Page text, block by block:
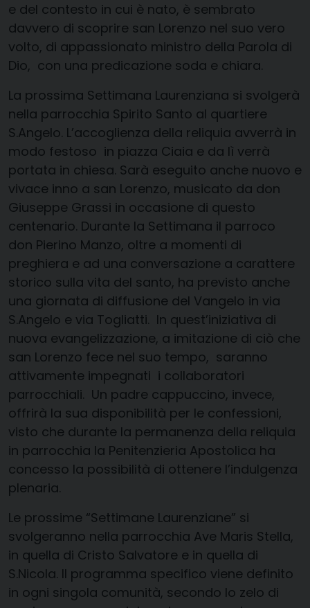
e del contesto in cui è nato, è sembrato
davvero di scoprire san Lorenzo nel suo vero
volto, di appassionato ministro della Parola di
Dio, con una predicazione soda e chiara.
La prossima Settimana Laurenziana si svolgerà
nella parrocchia Spirito Santo al quartiere
S.Angelo. L’accoglienza della reliquia avverrà in
modo festoso in piazza Ciaia e da lì verrà
portata in chiesa. Sarà eseguito anche nuovo e
vivace inno a san Lorenzo, musicato da don
Giuseppe Grassi in occasione di questo
centenario. Durante la Settimana il parroco
don Pierino Manzo, oltre a momenti di
preghiera e ad una conversazione a carattere
storico sulla vita del santo, ha previsto anche
una giornata di diffusione del Vangelo in via
S.Angelo e via Togliatti. In quest’iniziativa di
nuova evangelizzazione, a imitazione di ciò che
san Lorenzo fece nel suo tempo, saranno
attivamente impegnati i collaboratori
parrocchiali. Un padre cappuccino, invece,
offrirà la sua disponibilità per le confessioni,
visto che durante la permanenza della reliquia
in parrocchia la Penitenzieria Apostolica ha
concesso la possibilità di ottenere l’indulgenza
plenaria.
Le prossime “Settimane Laurenziane” si
svolgeranno nella parrocchia Ave Maris Stella,
in quella di Cristo Salvatore e in quella di
S.Nicola. Il programma specifico viene definito
in ogni singola comunità, secondo lo zelo di